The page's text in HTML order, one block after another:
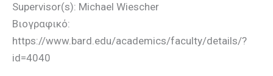
Supervisor(s): Michael Wiescher
Βιογραφικό:
https://www.bard.edu/academics/faculty/details/?
id=4040